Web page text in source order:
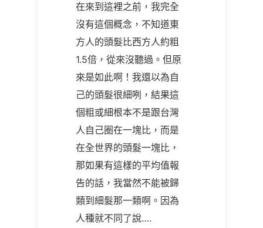
在來到這裡之前，我完全
沒有這個概念，不知道東
方人的頭髮比西方人約粗
1.5倍，從來沒聽過。但原
來是如此啊！我還以為自
己的頭髮很細咧，結果這
個粗或細根本不是跟台灣
人自己圈在一塊比，而是
在全世界的頭髮一塊比，
那如果有這樣的平均值報
告的話，我當然不能被歸
類到細髮那一類啊。因為
人種就不同了說….